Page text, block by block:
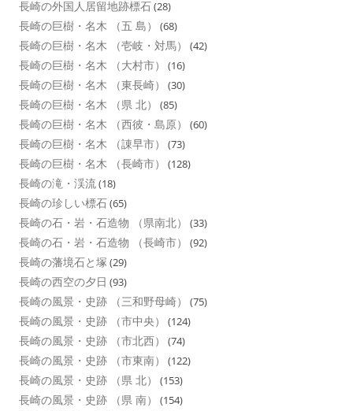
長崎の外国人居留地跡標石(28)
長崎の巨樹・名木 （五 島） (68)
長崎の巨樹・名木 （壱岐・対馬） (42)
長崎の巨樹・名木 （大村市） (16)
長崎の巨樹・名木 （東長崎） (30)
長崎の巨樹・名木 （県 北） (85)
長崎の巨樹・名木 （西彼・島原） (60)
長崎の巨樹・名木 （諌早市） (73)
長崎の巨樹・名木 （長崎市） (128)
長崎の滝・渓流(18)
長崎の珍しい標石(65)
長崎の石・岩・石造物 （県南北） (33)
長崎の石・岩・石造物 （長崎市） (92)
長崎の藩境石と塚 (29)
長崎の西空の夕日 (93)
長崎の風景・史跡 （三和野母崎） (75)
長崎の風景・史跡 （市中央） (124)
長崎の風景・史跡 （市北西） (74)
長崎の風景・史跡 （市東南） (122)
長崎の風景・史跡 （県 北） (153)
長崎の風景・史跡 （県 南） (154)